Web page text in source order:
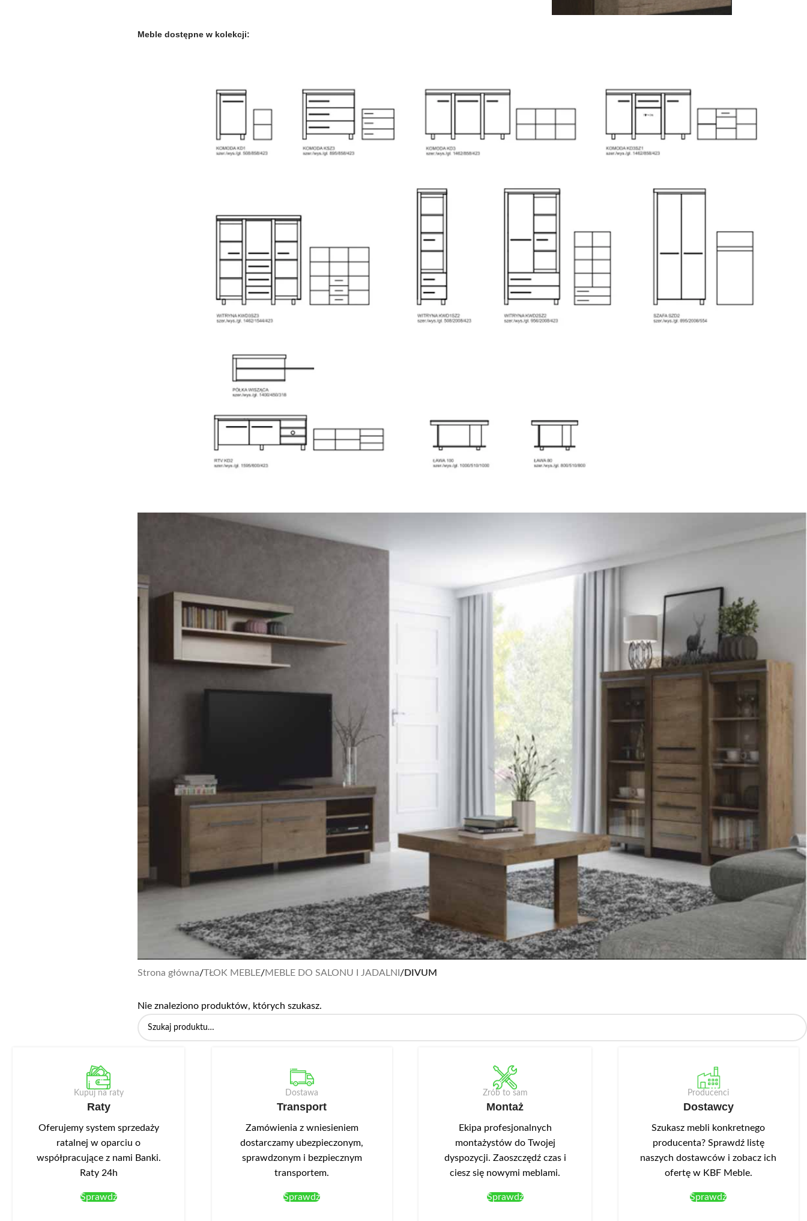
Meble dostępne w kolekcji:
Strona główna/TŁOK MEBLE/MEBLE DO SALONU I JADALNI /DIVUM
Nie znaleziono produktów, których szukasz.
Kupuj na raty
Raty
Oferujemy system sprzedaży
ratalnej w oparciu o
współpracujące z nami Banki.
Raty 24h
Sprawdź
Dostawa
Transport
Zamówienia z wniesieniem
dostarczamy ubezpieczonym,
sprawdzonym i bezpiecznym
transportem.
Sprawdź
Zrób to sam
Montaż
Ekipa profesjonalnych
montażystów do Twojej
dyspozycji. Zaoszczędź czas i
ciesz się nowymi meblami.
Sprawdź
Producenci
Dostawcy
Szukasz mebli konkretnego
producenta? Sprawdź listę
naszych dostawców i zobacz ich
ofertę w KBF Meble.
Sprawdź